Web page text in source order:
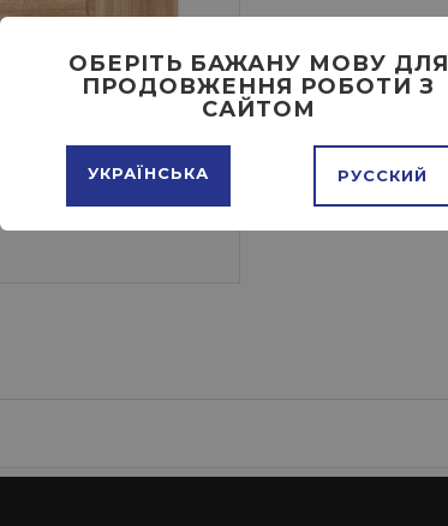
ДОБАВИТЬ В
ОБЕРІТЬ БАЖАНУ МОВУ ДЛЯ
ПРОДОВЖЕННЯ РОБОТИ З
САЙТОМ
УКРАЇНСЬКА РУССКИЙ